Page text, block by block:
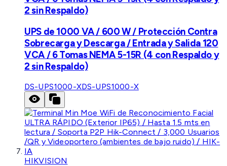
2 sin Respaldo)
UPS de 1000 VA / 600 W / Protección Contra
Sobrecarga y Descarga / Entrada y Salida 120
VCA / 6 Tomas NEMA 5-15R (4 con Respaldo y
2 sin Respaldo)
DS-UPS1000-XDS-UPS1000-X
HIKVISION